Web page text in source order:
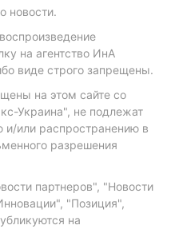
новости.
на агентство ИнА
виде строго запрещены.
на этом сайте со
Украина", не подлежат
или распространению в
разрешения
партнеров", "Новости
"Позиция",
на